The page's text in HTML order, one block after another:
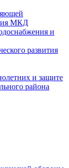
МКД
и
развития
и защите
района